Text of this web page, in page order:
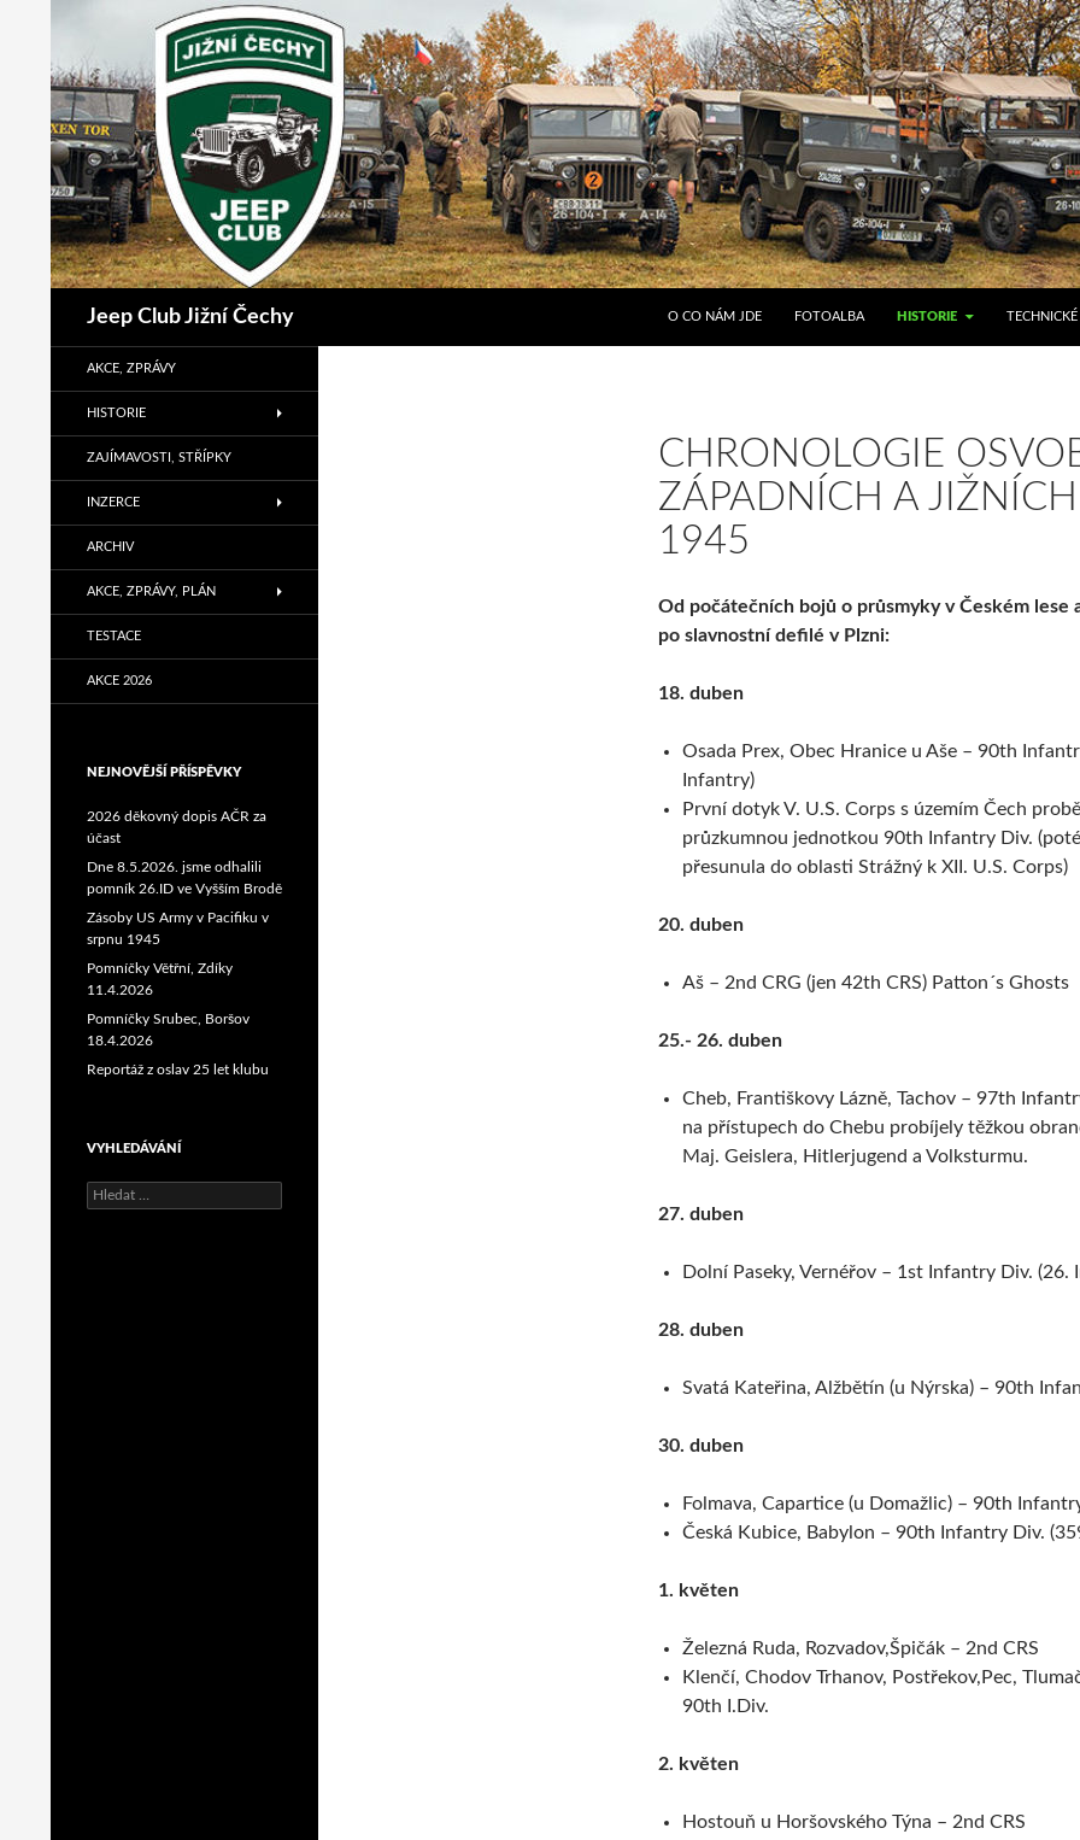
obsahu
Jeep Club Jižní Čechy O CO NÁM JDE FOTOALBA HISTORIE
CHRONOLOGIE
ZÁPADNÍCH A JIŽNÍCH
1945
Od počátečních bojů o průsmyky v Českém lese
po slavnostní defilé v Plzni:
18. duben
Osada Prex, Obec Hranice u Aše – 90th
Infantry)
První dotyk V. U.S. Corps s územím Čech
průzkumnou jednotkou 90th Infantry Div.
přesunula do oblasti Strážný k XII. U.S. Corps)
20. duben
Aš – 2nd CRG (jen 42th CRS) Patton´s Ghosts
25.- 26. duben
Cheb, Františkovy Lázně, Tachov – 97th
na přístupech do Chebu probíjely těžkou
Maj. Geislera, Hitlerjugend a Volksturmu.
27. duben
Dolní Paseky, Vernéřov – 1st Infantry Div. (26.
28. duben
Svatá Kateřina, Alžbětín (u Nýrska) – 90th
30. duben
Folmava, Capartice (u Domažlic) – 90th
Česká Kubice, Babylon – 90th Infantry Div.
1. květen
Železná Ruda, Rozvadov,Špičák – 2nd CRS
Klenčí, Chodov Trhanov, Postřekov,Pec,
90th I.Div.
2. květen
Hostouň u Horšovského Týna – 2nd CRS
AKCE, ZPRÁVY
HISTORIE
ZAJÍMAVOSTI, STŘÍPKY
INZERCE
ARCHIV
AKCE, ZPRÁVY, PLÁN
TESTACE
AKCE 2026
NEJNOVĚJŠÍ PŘÍSPĚVKY
2026 děkovný dopis AČR za
účast
Dne 8.5.2026. jsme odhalili
pomník 26.ID ve Vyšším Brodě
Zásoby US Army v Pacifiku v
srpnu 1945
Pomníčky Větřní, Zdíky
11.4.2026
Pomníčky Srubec, Boršov
18.4.2026
Reportáž z oslav 25 let klubu
VYHLEDÁVÁNÍ
Vyhledávání